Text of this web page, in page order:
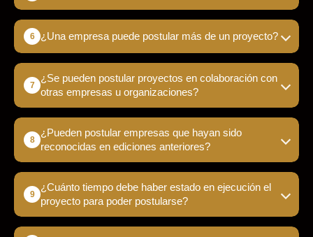
¿Una empresa puede postular más de un proyecto?
¿Se pueden postular proyectos en colaboración con
otras empresas u organizaciones?
¿Pueden postular empresas que hayan sido
reconocidas en ediciones anteriores?
¿Cuánto tiempo debe haber estado en ejecución el
proyecto para poder postularse?